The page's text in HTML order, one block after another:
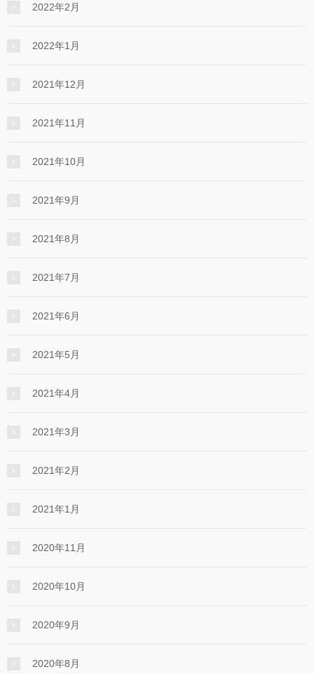
2022年2月
2022年1月
2021年12月
2021年11月
2021年10月
2021年9月
2021年8月
2021年7月
2021年6月
2021年5月
2021年4月
2021年3月
2021年2月
2021年1月
2020年11月
2020年10月
2020年9月
2020年8月